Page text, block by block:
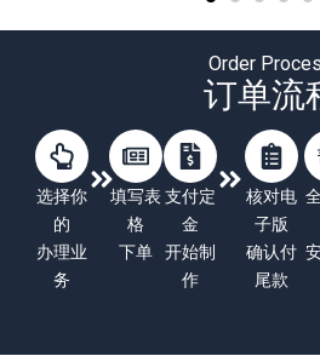
Order
订单流
选择你
的
办理业
务
填写表
格
下单
支付定
金
开始制
作
核对电
子版
确认付
尾款